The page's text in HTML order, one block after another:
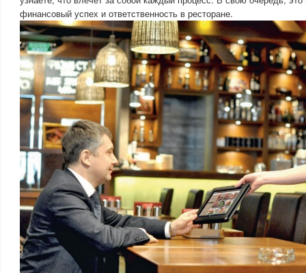
финансовый успех и ответственность в ресторане.